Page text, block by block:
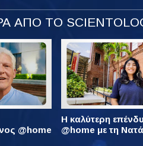
ΑΠΟ ΤΟ
@home
Η καλύτερη
@home με τη